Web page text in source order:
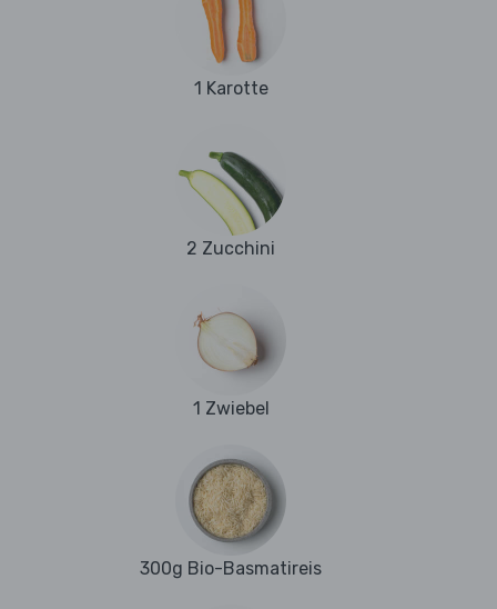
1 Karotte
2 Zucchini
1 Zwiebel
300g Bio-Basmatireis